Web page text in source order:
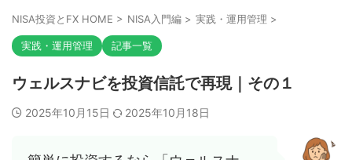
NISA投資とFX HOME > NISA入門編 > 実践・運用管理 >
実践・運用管理 記事一覧
ウェルスナビを投資信託で再現｜その１
2025年10月15日 2025年10月18日